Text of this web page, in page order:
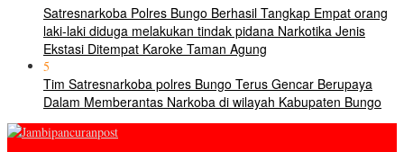
Satresnarkoba Polres Bungo Berhasil Tangkap Empat orang
laki-laki diduga melakukan tindak pidana Narkotika Jenis
Ekstasi Ditempat Karoke Taman Agung
5
Tim Satresnarkoba polres Bungo Terus Gencar Berupaya
Dalam Memberantas Narkoba di wilayah Kabupaten Bungo